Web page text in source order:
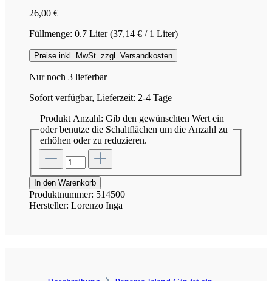
26,00 €
Füllmenge: 0.7 Liter(37,14 € / 1 Liter)
Preise inkl. MwSt. zzgl. Versandkosten
Nur noch 3 lieferbar
Sofort verfügbar, Lieferzeit: 2-4 Tage
Produkt Anzahl: Gib den gewünschten Wert ein
oder benutze die Schaltflächen um die Anzahl zu
erhöhen oder zu reduzieren.
In den Warenkorb
Produktnummer: 514500
Hersteller: Lorenzo Inga